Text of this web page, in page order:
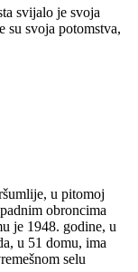
svijalo je svoja
su svoja potomstva,
u pitomoj
obroncima
je 1948. godine, u
u 51 domu, ima
selu